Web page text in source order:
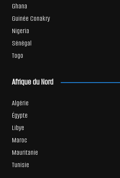
Ghana
Guinée Conakry
Nigeria
Sénégal
Togo
Afrique du Nord
Algérie
Égypte
Libye
Maroc
Mauritanie
Tunisie